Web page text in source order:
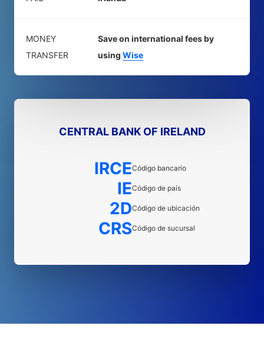
MONEY
TRANSFER
Save on international fees by
using Wise
CENTRAL BANK OF IRELAND
IRCECódigo bancario
IECódigo de país
2DCódigo de ubicación
CRSCódigo de sucursal